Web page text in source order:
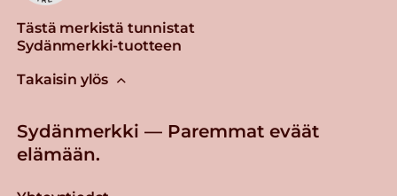
Tästä merkistä tunnistat
Sydänmerkki-tuotteen
Takaisin ylös
Sydänmerkki — Paremmat eväät
elämään.